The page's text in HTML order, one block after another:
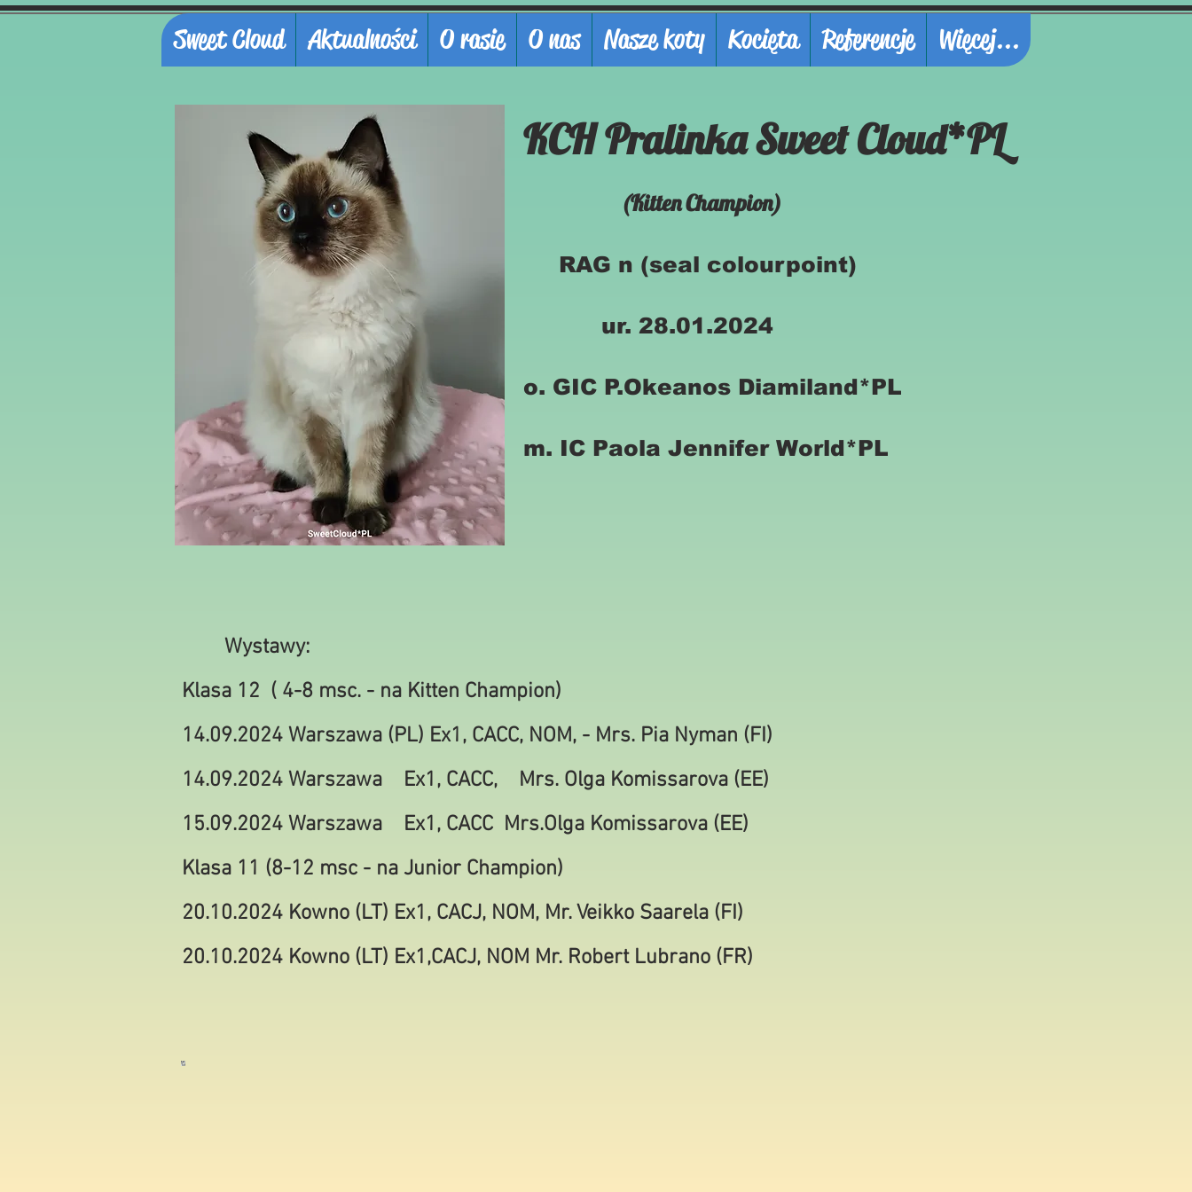
Sweet Cloud Aktualności O rasie O nas Nasze koty Kocięta Referencje Więcej...
KCH Pralinka Sweet Cloud*PL
(Kitten Champion)
RAG n (seal colourpoint)
ur. 28.01.2024
o. GIC P.Okeanos Diamiland*PL
m. IC Paola Jennifer World*PL
Wystawy:
Klasa 12 ( 4-8 msc. - na Kitten Champion)
14.09.2024 Warszawa (PL) Ex1, CACC, NOM, - Mrs. Pia Nyman (FI)
14.09.2024 Warszawa Ex1, CACC, Mrs. Olga Komissarova (EE)
15.09.2024 Warszawa Ex1, CACC Mrs.Olga Komissarova (EE)
Klasa 11 (8-12 msc - na Junior Champion)
20.10.2024 Kowno (LT) Ex1, CACJ, NOM, Mr. Veikko Saarela (FI)
20.10.2024 Kowno (LT) Ex1,CACJ, NOM Mr. Robert Lubrano (FR)